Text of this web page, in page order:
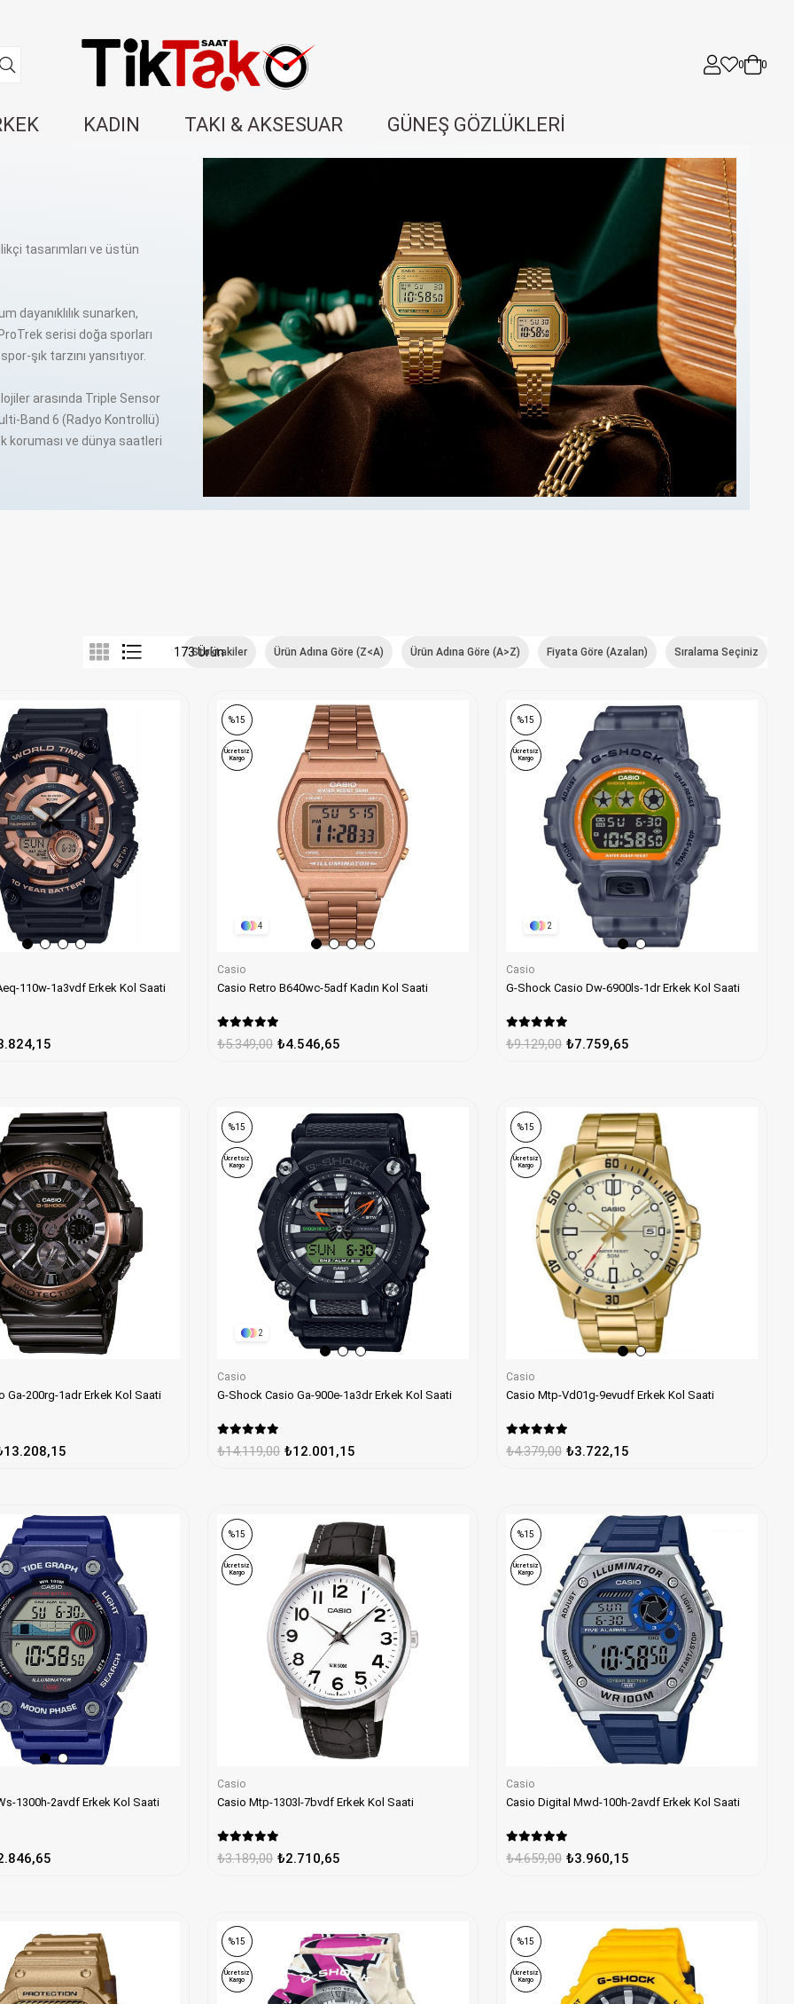
0 0
KADIN TAKI & AKSESUAR GÜNEŞ GÖZLÜKLERİ
tasarımları ve üstün
dayanıklılık sunarken,
serisi doğa sporları
şık tarzını yansıtıyor.
arasında Triple Sensor
Band 6 (Radyo Kontrollü)
koruması ve dünya saatleri
Sıralama Seçiniz
Fiyata Göre (Azalan)
Ürün Adına Göre (A>Z)
Ürün Adına Göre (Z<A)
Stoktakiler
173 Ürün
110w-1a3vdf Erkek Kol Saati
4
Casio
Casio Retro B640wc-5adf Kadın Kol Saati
₺4.546,65
₺5.349,00
%15
Ücretsiz
Kargo
2
Casio
G-Shock Casio Dw-6900ls-1dr Erkek Kol Saati
₺7.759,65
₺9.129,00
%15
Ücretsiz
Kargo
Ga-200rg-1adr Erkek Kol Saati
2
Casio
G-Shock Casio Ga-900e-1a3dr Erkek Kol Saati
₺12.001,15
₺14.119,00
%15
Ücretsiz
Kargo
Casio
Casio Mtp-Vd01g-9evudf Erkek Kol Saati
₺3.722,15
₺4.379,00
%15
Ücretsiz
Kargo
1300h-2avdf Erkek Kol Saati
Casio
Casio Mtp-1303l-7bvdf Erkek Kol Saati
₺2.710,65
₺3.189,00
%15
Ücretsiz
Kargo
Casio
Casio Digital Mwd-100h-2avdf Erkek Kol Saati
₺3.960,15
₺4.659,00
%15
Ücretsiz
Kargo
%15
Ücretsiz
Kargo
%15
Ücretsiz
Kargo